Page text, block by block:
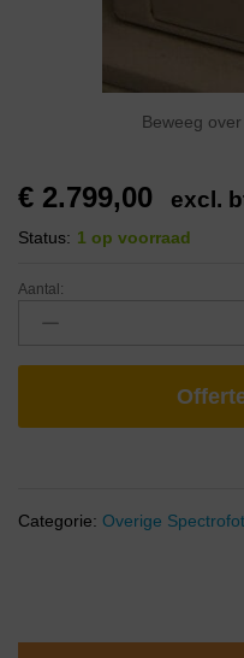
Beweeg
€ 2.799,00 excl.
Status: 1 op voorraad
Aantal:
Categorie: Overige